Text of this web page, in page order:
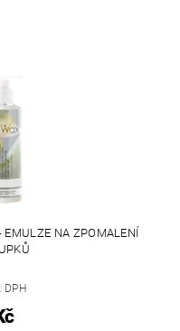
EMULZE NA ZPOMALENÍ